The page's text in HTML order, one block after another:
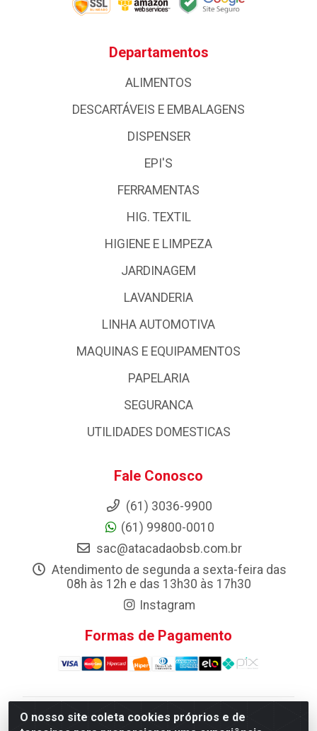
O nosso site coleta cookies próprios e de
Departamentos
ALIMENTOS
DESCARTÁVEIS E EMBALAGENS
DISPENSER
EPI'S
FERRAMENTAS
HIG. TEXTIL
HIGIENE E LIMPEZA
JARDINAGEM
LAVANDERIA
LINHA AUTOMOTIVA
MAQUINAS E EQUIPAMENTOS
PAPELARIA
SEGURANCA
UTILIDADES DOMESTICAS
Fale Conosco
(61) 3036-9900
(61) 99800-0010
sac@atacadaobsb.com.br
Atendimento de segunda a sexta-feira das
08h às 12h e das 13h30 às 17h30
Instagram
Formas de Pagamento
Atacadao da Limpeza F. Pereira Queiroz Comercio e